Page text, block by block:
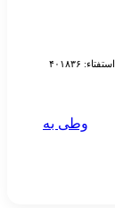
وطی به